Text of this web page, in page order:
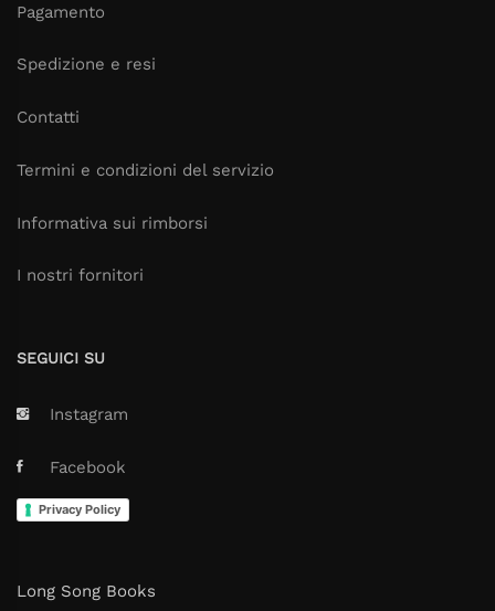
Pagamento
Spedizione e resi
Contatti
Termini e condizioni del servizio
Informativa sui rimborsi
I nostri fornitori
SEGUICI SU
Instagram
Facebook
Privacy Policy
Long Song Books